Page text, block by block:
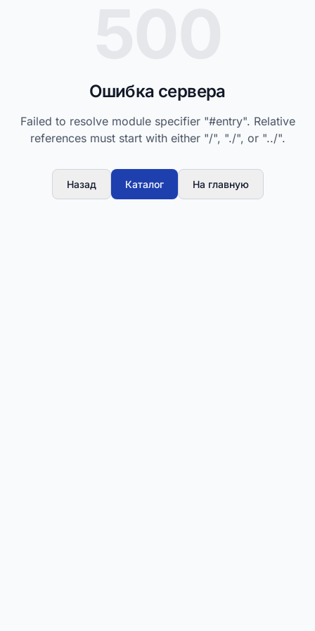
Ошибка сервера
Failed to resolve module specifier "#entry". Relative
references must start with either "/", "./", or "../".
Назад Каталог На главную